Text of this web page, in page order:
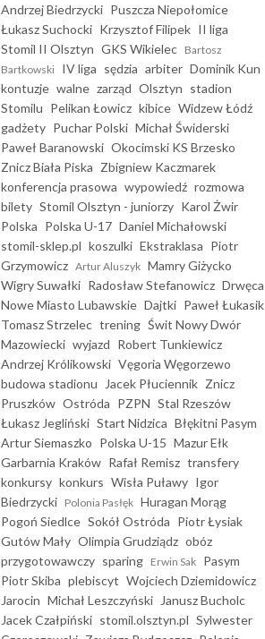
Andrzej Biedrzycki Puszcza Niepołomice
Łukasz Suchocki Krzysztof Filipek II liga
Stomil II Olsztyn GKS Wikielec Bartosz
Bartkowski IV liga sędzia arbiter Dominik Kun
kontuzje walne zarząd Olsztyn stadion
Stomilu Pelikan Łowicz kibice Widzew Łódź
gadżety Puchar Polski Michał Świderski
Paweł Baranowski Okocimski KS Brzesko
Znicz Biała Piska Zbigniew Kaczmarek
konferencja prasowa wypowiedź rozmowa
bilety Stomil Olsztyn - juniorzy Karol Żwir
Polska Polska U-17 Daniel Michałowski
stomil-sklep.pl koszulki Ekstraklasa Piotr
Grzymowicz Artur Aluszyk Mamry Giżycko
Wigry Suwałki Radosław Stefanowicz Drwęca
Nowe Miasto Lubawskie Dajtki Paweł Łukasik
Tomasz Strzelec trening Świt Nowy Dwór
Mazowiecki wyjazd Robert Tunkiewicz
Andrzej Królikowski Vęgoria Węgorzewo
budowa stadionu
Jacek Płuciennik Znicz
Pruszków Ostróda PZPN Stal Rzeszów
Łukasz Jegliński Start Nidzica Błękitni Pasym
Artur Siemaszko Polska U-15 Mazur Ełk
Garbarnia Kraków Rafał Remisz transfery
konkursy konkurs Wisła Puławy Igor
Biedrzycki Polonia Pasłęk Huragan Morąg
Pogoń Siedlce Sokół Ostróda Piotr Łysiak
Gutów Mały Olimpia Grudziądz obóz
przygotowawczy sparing Erwin Sak Pasym
Piotr Skiba plebiscyt Wojciech Dziemidowicz
Jarocin Michał Leszczyński
Janusz Bucholc
Jacek Czałpiński stomil.olsztyn.pl Sylwester